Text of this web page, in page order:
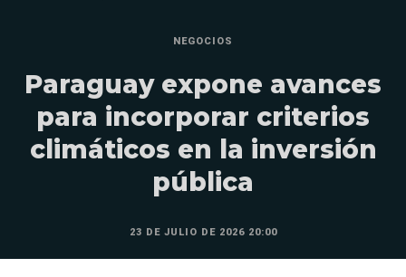
NEGOCIOS
Paraguay expone avances
para incorporar criterios
climáticos en la inversión
pública
23 DE JULIO DE 2026 20:00